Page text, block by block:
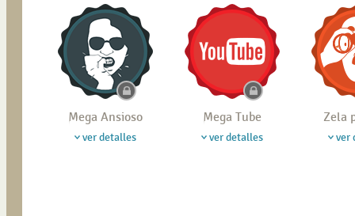
Mega Ansioso
ver detalles
Mega Tube
ver detalles
Zela
ver